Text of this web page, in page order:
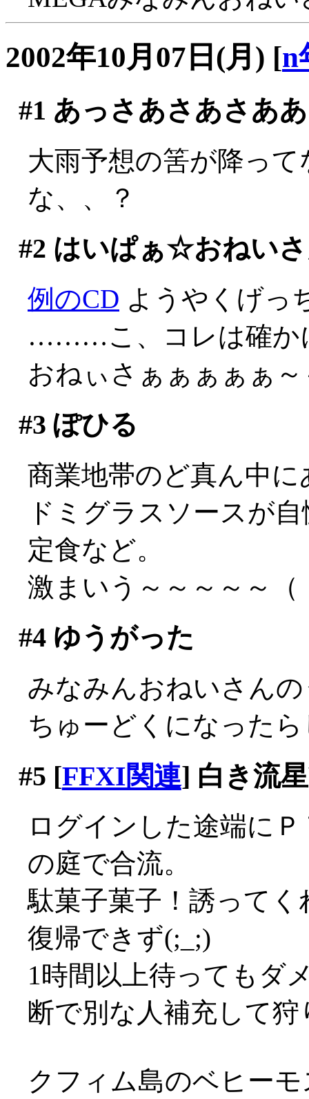
2002年10月07日(月) [n
#1 あっさあさあさああ
大雨予想の筈が降っ
な、、？
#2 はいぱぁ☆おねい
例のCD ようやくげっ
………こ、コレは確か
おねぃさぁぁぁぁぁ
#3 ぽひる
商業地帯のど真ん中
ドミグラスソースが
定食など。
激まいう～～～～～（
#4ゆうがった
みなみんおねいさん
ちゅーどくになった
#5 [FFXI関連] 白き流
ログインした途端に
の庭で合流。
駄菓子菓子！誘って
復帰できず(;_;)
1時間以上待ってもダ
断で別な人補充して
クフィム島のベヒー